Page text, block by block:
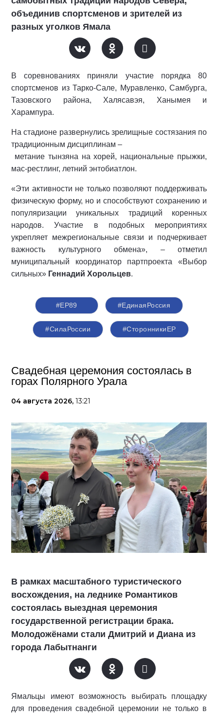
объединив спортсменов и зрителей из
разных уголков Ямала
В соревнованиях приняли участие порядка 80
спортсменов из Тарко-Сале, Муравленко, Самбурга,
Тазовского района, Халясавэя, Ханымея и
Харампура.
На стадионе развернулись зрелищные состязания по
традиционным дисциплинам –
метание тынзяна на хорей, национальные прыжки,
мас-рестлинг, летний энтобиатлон.
«Эти активности не только позволяют поддерживать
физическую форму, но и способствуют сохранению и
популяризации уникальных традиций коренных
народов. Участие в подобных мероприятиях
укрепляет межрегиональные связи и подчеркивает
важность культурного обмена», – отметил
муниципальный координатор партпроекта «Выбор
сильных» Геннадий Хорольцев.
#ЕР89 #ЕдинаяРоссия
#СилаРоссии #СторонникиЕР
Свадебная церемония состоялась в
горах Полярного Урала
04 августа 2026, 13:21
В рамках масштабного туристического
восхождения, на леднике Романтиков
состоялась выездная церемония
государственной регистрации брака.
Молодожёнами стали Дмитрий и Диана из
города Лабытнанги
Ямальцы имеют возможность выбирать площадку
для проведения свадебной церемонии не только в